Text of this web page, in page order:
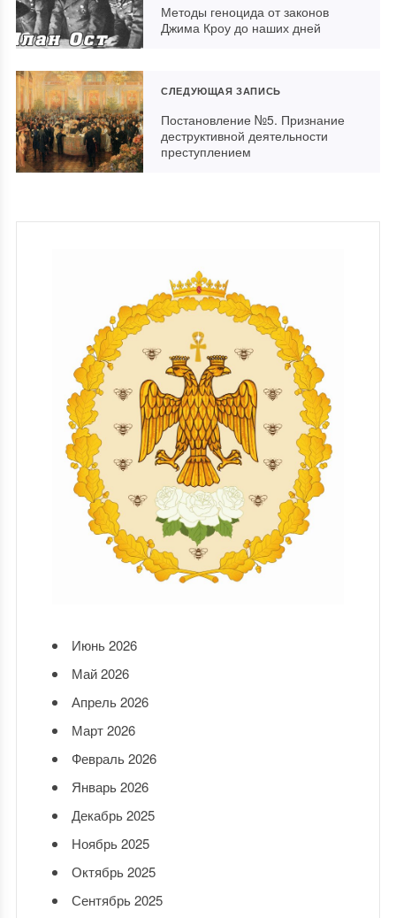
Методы геноцида от законов
Джима Кроу до наших дней
СЛЕДУЮЩАЯ ЗАПИСЬ
Постановление №5. Признание
деструктивной деятельности
преступлением
Июнь 2026
Май 2026
Апрель 2026
Март 2026
Февраль 2026
Январь 2026
Декабрь 2025
Ноябрь 2025
Октябрь 2025
Сентябрь 2025